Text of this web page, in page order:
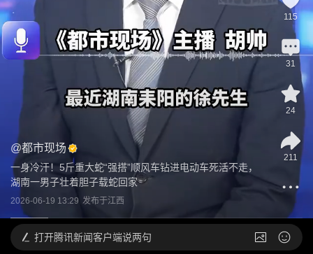
@都市现场
一身冷汗！5斤重大蛇“强搭”顺风车钻进电动车死活不走，
湖南一男子壮着胆子载蛇回家
2026-06-19 13:29 发布于江西
115
31
24
211
打开腾讯新闻客户端说两句